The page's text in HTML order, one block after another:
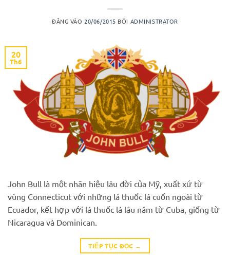
ĐĂNG VÀO20/06/2015 BỞI ADMINISTRATOR
20
Th6
John Bull là một nhãn hiệu lâu đời của Mỹ, xuất xứ từ
vùng Connecticut với những lá thuốc lá cuốn ngoài từ
Ecuador, kết hợp với lá thuốc lá lâu năm từ Cuba, giống từ
Nicaragua và Dominican.
TIẾP TỤC ĐỌC →